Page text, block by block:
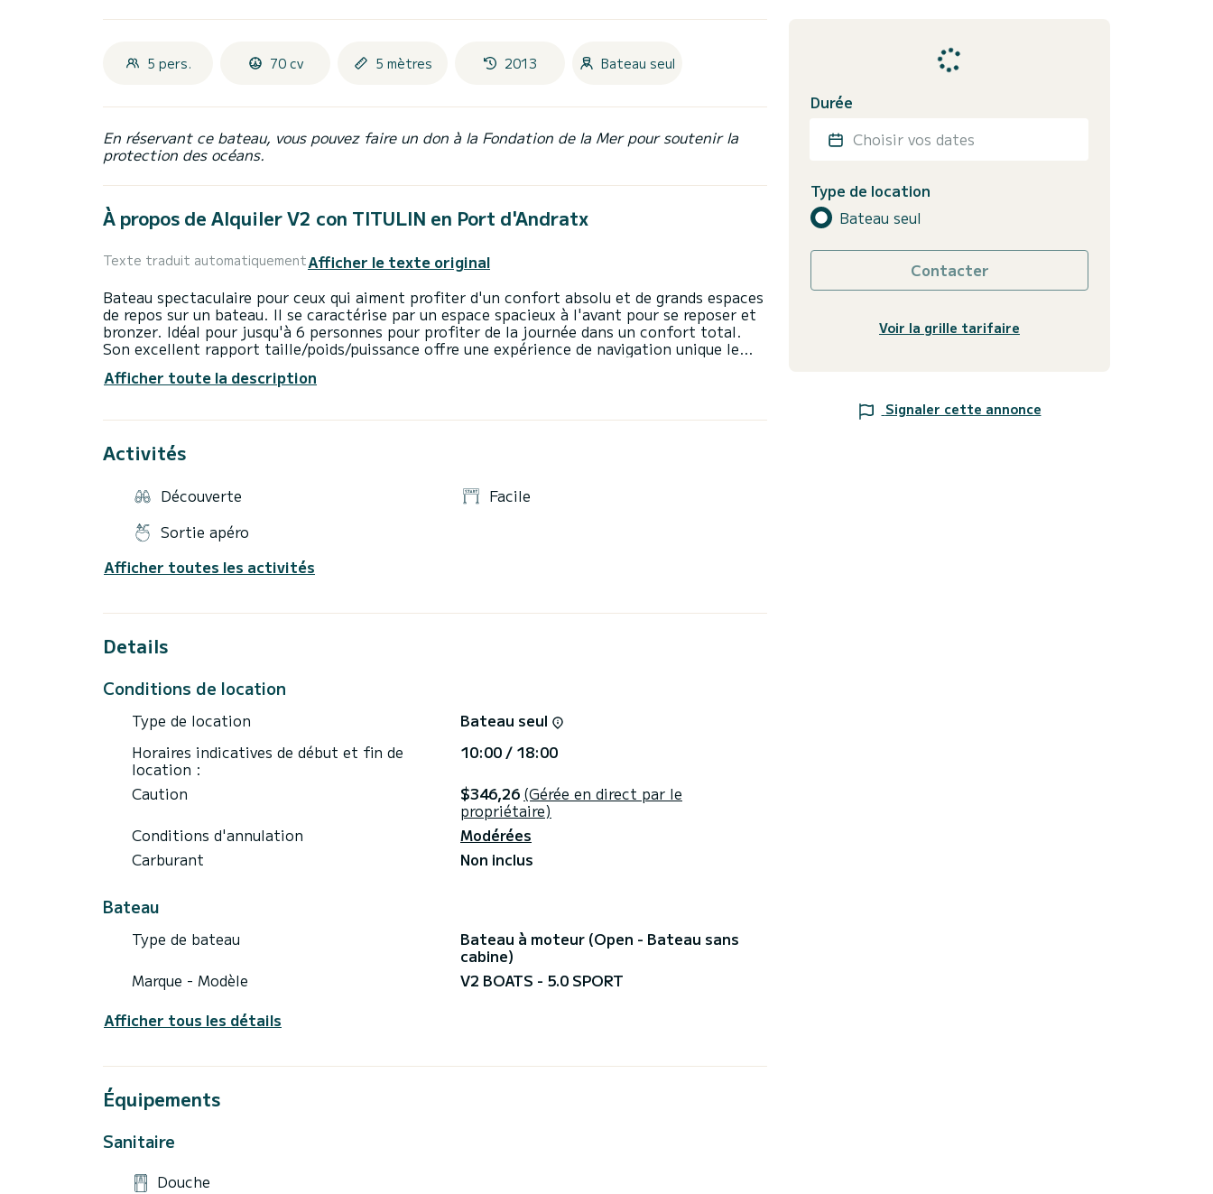
5 pers. 70 cv 5 mètres 2013 Bateau seul
En réservant ce bateau, vous pouvez faire un don à la Fondation de la Mer pour soutenir la
protection des océans.
À propos de Alquiler V2 con TITULIN en Port d'Andratx
Texte traduit automatiquementAfficher le texte original
Bateau spectaculaire pour ceux qui aiment profiter d'un confort absolu et de grands espaces
de repos sur un bateau. Il se caractérise par un espace spacieux à l'avant pour se reposer et
bronzer. Idéal pour jusqu'à 6 personnes pour profiter de la journée dans un confort total.
Son excellent rapport taille/poids/puissance offre une expérience de navigation unique le
à manier et à manœuvrer.
consommation et une bonne vitesse de croisière.
des criques naturelles difficiles d'accès à pied, ainsi qu'en observant la spectaculaire île de
Excellent rapport qualité/prix !
Extras inclus (gratuits !) :
• des lunettes de plongée pour profiter des fonds marins
• un réfrigérateur portable pour garder les boissons et/ou aliments au frais (sur demande)
Afficher toute la description
Activités
Découverte
Facile
Sortie apéro
Afficher toutes les activités
Details
Conditions de location
Type de location
Bateau seul
Horaires indicatives de début et fin de
location :
10:00 / 18:00
Caution
$346,26 (Gérée en direct par le
propriétaire)
Conditions d'annulation
Modérées
Carburant
Non inclus
Bateau
Type de bateau Bateau à moteur (Open - Bateau sans
cabine)
Marque - Modèle
V2 BOATS - 5.0 SPORT
Afficher tous les détails
Équipements
Sanitaire
Douche
Durée
Choisir vos dates
Type de location
Bateau seul
Contacter
Voir la grille tarifaire
Signaler cette annonce